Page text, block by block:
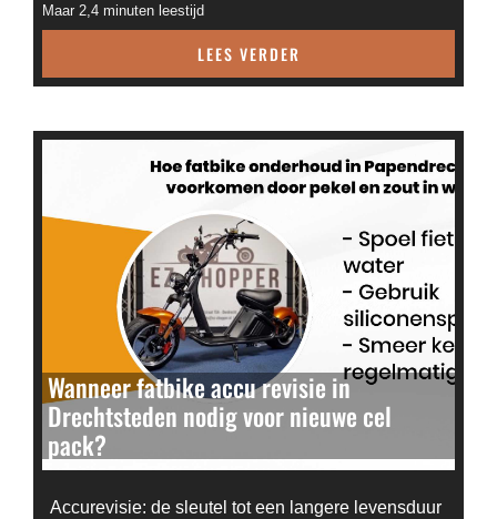
Maar 2,4 minuten leestijd
LEES VERDER
Wanneer fatbike accu revisie in
Drechtsteden nodig voor nieuwe cel
pack?
Accurevisie: de sleutel tot een langere levensduur